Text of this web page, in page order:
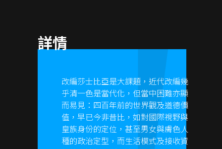
詳情
改編莎士比亞是大課題，近代改編幾
乎清一色是當代化，但當中困難亦顯
而易見：四百年前的世界觀及道德價
值，早已今非昔比，如對國際視野與
皇族身份的定位，甚至男女與膚色人
種的政治定型，而生活模式及接收資